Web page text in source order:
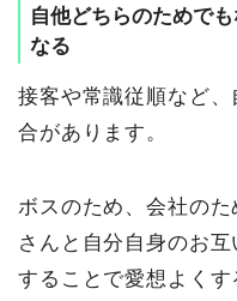
自他どちらのためで
なる
接客や常識従順など
合があります。
ボスのため、会社の
さんと自分自身のお
することで愛想よく